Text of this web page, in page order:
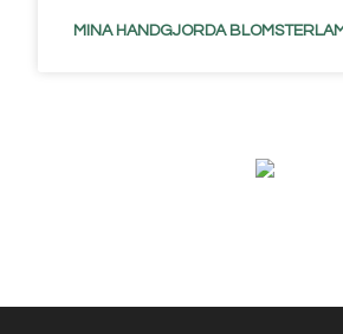
MINA HANDGJORDA